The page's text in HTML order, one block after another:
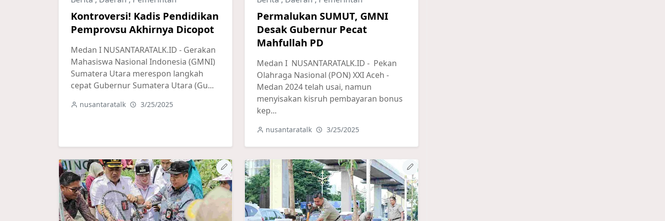
Kontroversi! Kadis Pendidikan
Pemprovsu Akhirnya Dicopot
Medan I NUSANTARATALK.ID - Gerakan
Mahasiswa Nasional Indonesia (GMNI)
Sumatera Utara merespon langkah
cepat Gubernur Sumatera Utara (Gu...
nusantaratalk 3/25/2025
Permalukan SUMUT, GMNI
Desak Gubernur Pecat
Mahfullah PD
Medan I NUSANTARATALK.ID - Pekan
Olahraga Nasional (PON) XXI Aceh -
Medan 2024 telah usai, namun
menyisakan kisruh pembayaran bonus
kep...
nusantaratalk 3/25/2025